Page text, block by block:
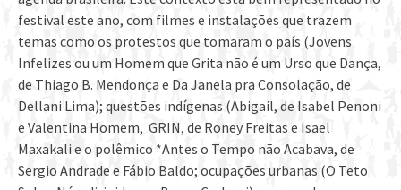
festival este ano, com filmes e instalações que trazem
temas como os protestos que tomaram o país (Jovens
Infelizes ou um Homem que Grita não é um Urso que Dança,
de Thiago B. Mendonça e Da Janela pra Consolação, d​e
Dellani Lima); questões indígenas (Abigail, de Isabel Penoni
e Valentina Homem, ​ GRIN, de Roney Freitas e Isael
Maxakali e o polêmico *Antes o Tempo não Acabava, ​d​e
Sergio Andrade e Fábio Baldo; ocupações urbanas (O Teto